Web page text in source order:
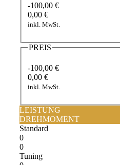
-100,00 €
0,00 €
inkl. MwSt.
PREIS
-100,00 €
0,00 €
inkl. MwSt.
LEISTUNG
DREHMOMENT
Standard
0
0
Tuning